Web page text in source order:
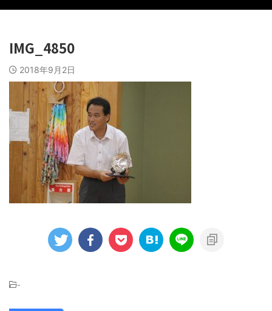
IMG_4850
2018年9月2日
-